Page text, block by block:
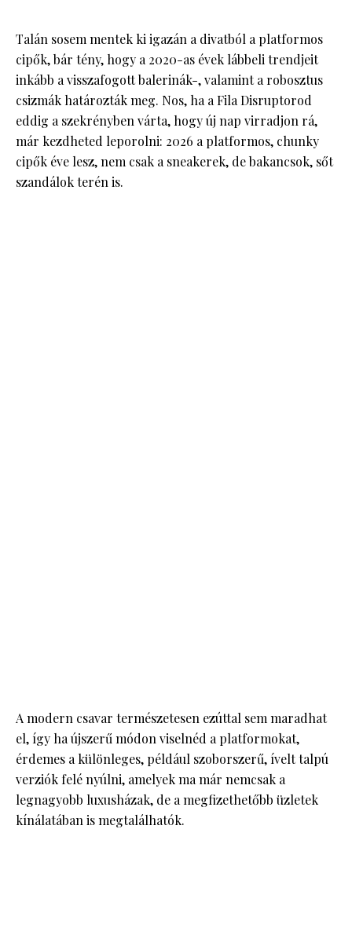
Talán sosem mentek ki igazán a divatból a platformos
cipők, bár tény, hogy a 2020-as évek lábbeli trendjeit
inkább a visszafogott balerinák-, valamint a robosztus
csizmák határozták meg. Nos, ha a Fila Disruptorod
eddig a szekrényben várta, hogy új nap virradjon rá,
már kezdheted leporolni: 2026 a platformos, chunky
cipők éve lesz, nem csak a sneakerek, de bakancsok, sőt
szandálok terén is.
A modern csavar természetesen ezúttal sem maradhat
el, így ha újszerű módon viselnéd a platformokat,
érdemes a különleges, például szoborszerű, ívelt talpú
verziók felé nyúlni, amelyek ma már nemcsak a
legnagyobb luxusházak, de a megfizethetőbb üzletek
kínálatában is megtalálhatók.